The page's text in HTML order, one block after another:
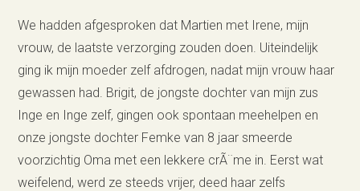
We hadden afgesproken dat Martien met Irene, mijn
vrouw, de laatste verzorging zouden doen. Uiteindelijk
ging ik mijn moeder zelf afdrogen, nadat mijn vrouw haar
gewassen had. Brigit, de jongste dochter van mijn zus
Inge en Inge zelf, gingen ook spontaan meehelpen en
onze jongste dochter Femke van 8 jaar smeerde
voorzichtig Oma met een lekkere crÃ¨me in. Eerst wat
weifelend, werd ze steeds vrijer, deed haar zelfs